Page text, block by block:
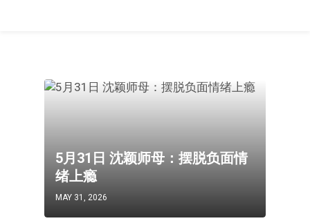
5月31日 沈颖师母：摆脱负面情
绪上瘾
MAY 31, 2026